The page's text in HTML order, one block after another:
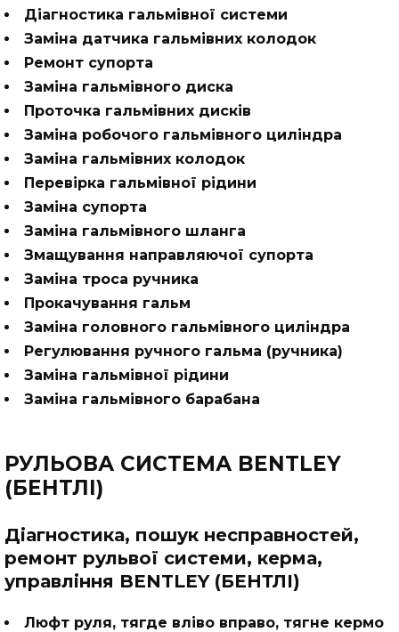
Діагностика гальмівної системи
Заміна датчика гальмівних колодок
Ремонт супорта
Заміна гальмівного диска
Проточка гальмівних дисків
Заміна робочого гальмівного циліндра
Заміна гальмівних колодок
Перевірка гальмівної рідини
Заміна супорта
Заміна гальмівного шланга
Змащування направляючої супорта
Заміна троса ручника
Прокачування гальм
Заміна головного гальмівного циліндра
Регулювання ручного гальма (ручника)
Заміна гальмівної рідини
Заміна гальмівного барабана
РУЛЬОВА СИСТЕМА BENTLEY
(БЕНТЛІ)
Діагностика, пошук несправностей,
ремонт рульвої системи, керма,
управління BENTLEY (БЕНТЛІ)
Люфт руля, тягде вліво вправо, тягне кермо